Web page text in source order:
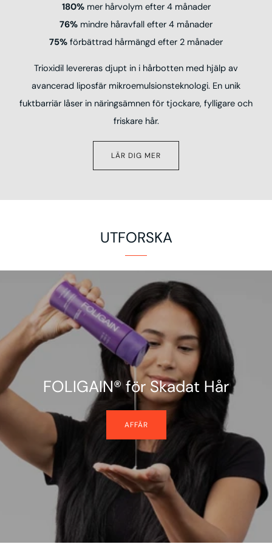
180%mer hårvolym efter 4 månader
76% mindre håravfall efter 4 månader
75% förbättrad hårmängd efter 2 månader
Trioxidil levereras djupt in i hårbotten med hjälp av
avancerad liposfär mikroemulsionsteknologi. En unik
fuktbarriär låser in näringsämnen för tjockare, fylligare och
friskare hår.
LÄR DIG MER
UTFORSKA
FOLIGAIN® för Skadat Hår
AFFÄR